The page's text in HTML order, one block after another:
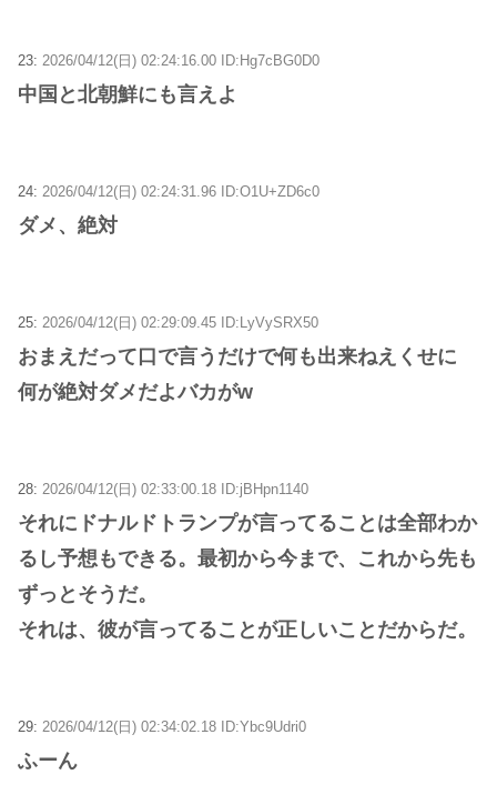
23: 2026/04/12(日) 02:24:16.00 ID:Hg7cBG0D0
中国と北朝鮮にも言えよ
24: 2026/04/12(日) 02:24:31.96 ID:O1U+ZD6c0
ダメ、絶対
25: 2026/04/12(日) 02:29:09.45 ID:LyVySRX50
おまえだって口で言うだけで何も出来ねえくせに
何が絶対ダメだよバカがw
28: 2026/04/12(日) 02:33:00.18 ID:jBHpn1140
それにドナルドトランプが言ってることは全部わか
るし予想もできる。最初から今まで、これから先も
ずっとそうだ。
それは、彼が言ってることが正しいことだからだ。
29: 2026/04/12(日) 02:34:02.18 ID:Ybc9Udri0
ふーん